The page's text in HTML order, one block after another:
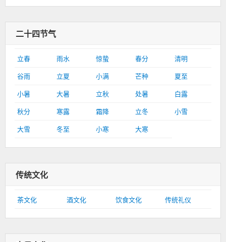
二十四节气
立春 雨水 惊蛰 春分
清明
谷雨
立夏 小满 芒种
夏至
小暑
大暑 立秋 处暑
白露
秋分
寒露 霜降 立冬
小雪
大雪
冬至 小寒 大寒
传统文化
茶文化 酒文化 饮食文化 传统礼仪